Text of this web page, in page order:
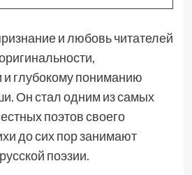
и любовь читателей
глубокому пониманию
Он стал одним из самых
поэтов своего
до сих пор занимают
поэзии.